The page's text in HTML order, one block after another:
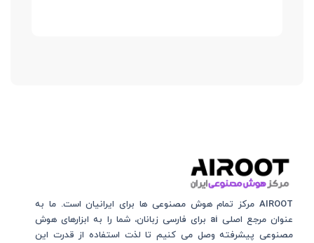
AIROOT مرکز تمام هوش مصنوعی‌‌‌ ها برای ایرانیان است. ما به
عنوان مرجع اصلی ai برای فارسی زبانان، شما را به ابزارهای هوش
مصنوعی پیشرفته وصل می کنیم تا لذت استفاده از قدرت این